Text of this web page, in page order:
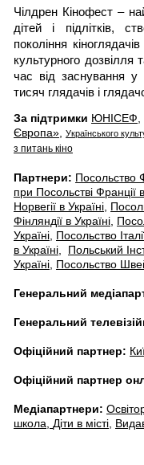
Чілдрен Кінофест –
дітей і підлітків,
покоління
культурного дозвілля
час від заснування у
тисяч глядачів і
За підтримки ЮНІСЕФ
Європа»
Українського
з питань кіно
Партнери: Посольство
при Посольстві Франції
Норвегії в Україні
Фінляндії в Україні
Україні Посольство
в Україні
Польський
Україні Посольство
Генеральний
Генеральний
Офіційний партнер:
Офіційний партнер
Медіапартнери:
школа
Діти в місті